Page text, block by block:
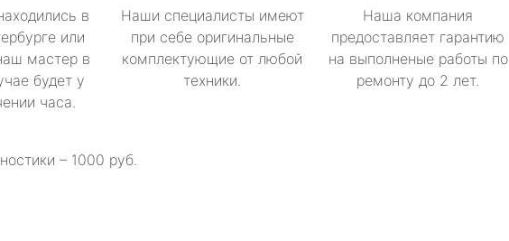
в
или
мастер в
будет у
часа.
Наши специалисты имеют
при себе оригинальные
комплектующие от любой
техники.
Наша компания
предоставляет гарантию
на выполненые работы по
ремонту до 2 лет.
– 1000 руб.